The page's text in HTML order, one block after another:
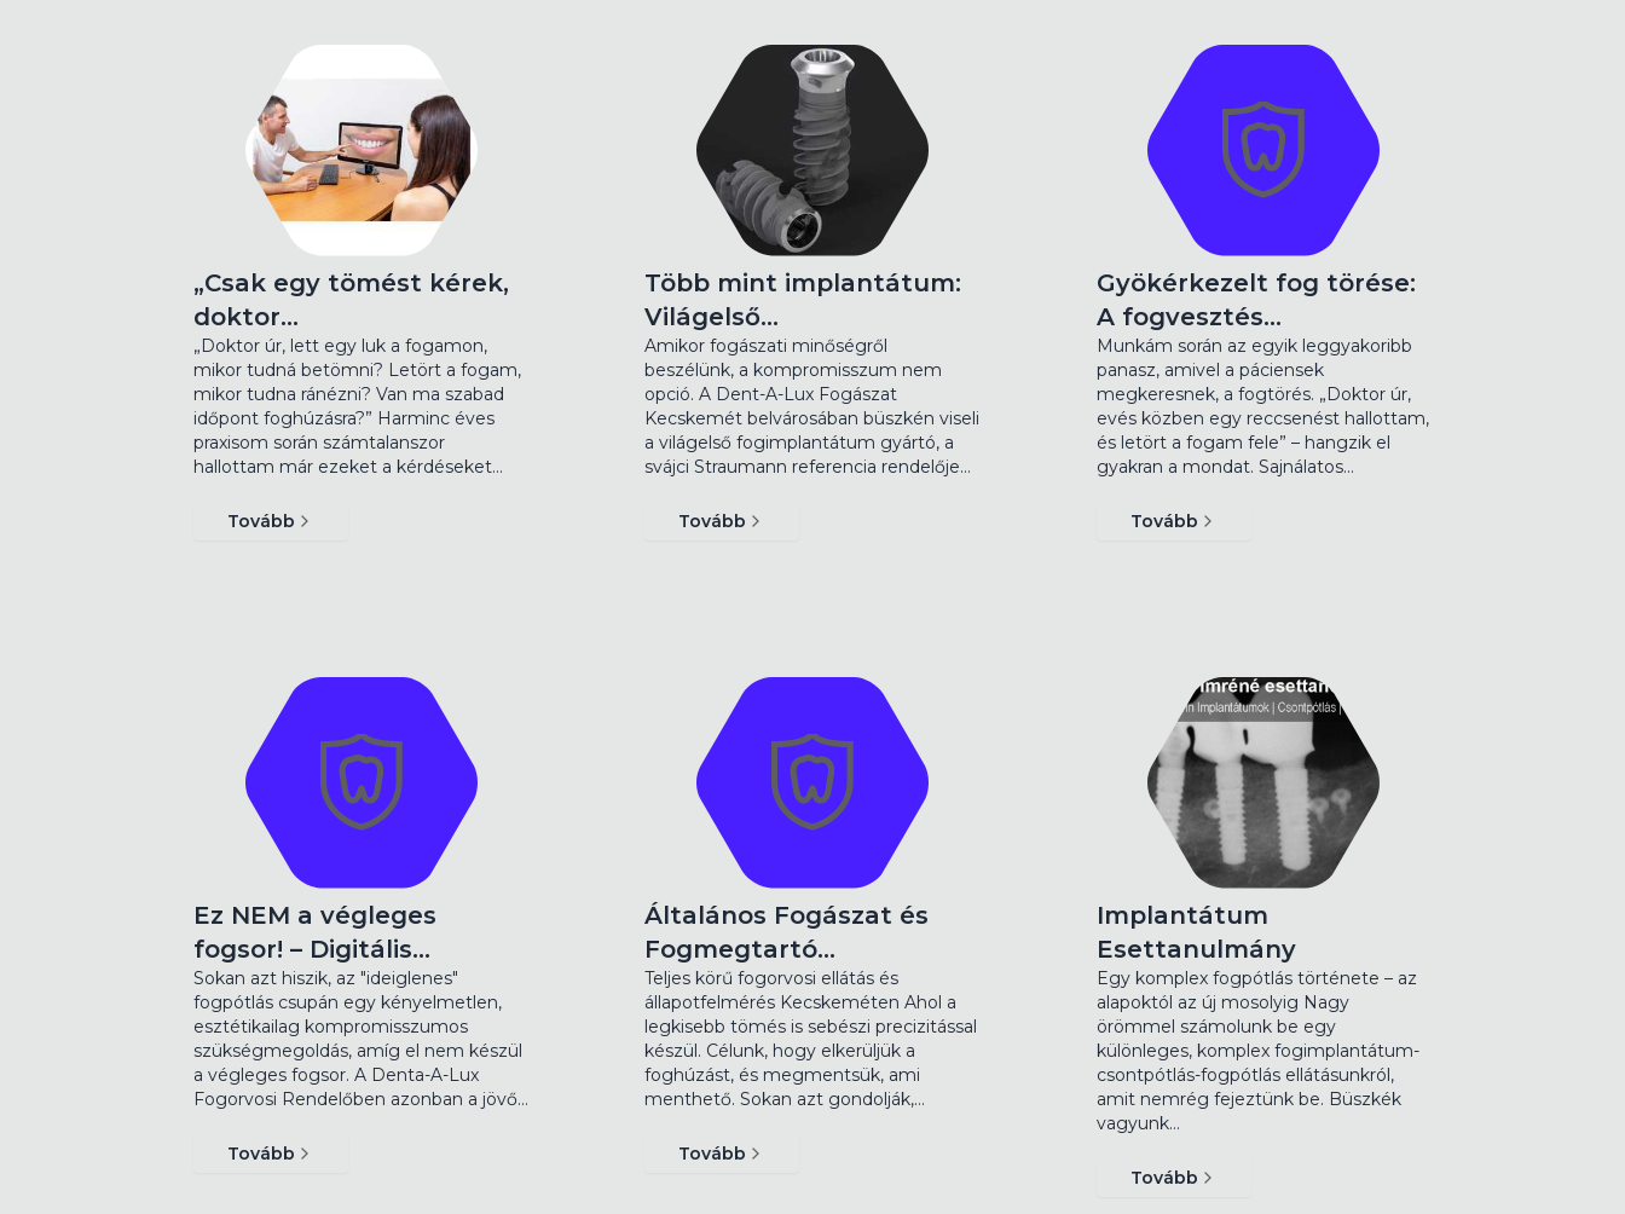
„Csak egy tömést kérek,
doktor…
„Doktor úr, lett egy luk a fogamon,
mikor tudná betömni? Letört a fogam,
mikor tudna ránézni? Van ma szabad
időpont foghúzásra?” Harminc éves
praxisom során számtalanszor
hallottam már ezeket a kérdéseket…
Tovább
Több mint implantátum:
Világelső…
Amikor fogászati minőségről
beszélünk, a kompromisszum nem
opció. A Dent-A-Lux Fogászat
Kecskemét belvárosában büszkén viseli
a világelső fogimplantátum gyártó, a
svájci Straumann referencia rendelője…
Tovább
Gyökérkezelt fog törése:
A fogvesztés…
Munkám során az egyik leggyakoribb
panasz, amivel a páciensek
megkeresnek, a fogtörés. „Doktor úr,
evés közben egy reccsenést hallottam,
és letört a fogam fele” – hangzik el
gyakran a mondat. Sajnálatos…
Tovább
Ez NEM a végleges
fogsor! – Digitális…
Sokan azt hiszik, az "ideiglenes"
fogpótlás csupán egy kényelmetlen,
esztétikailag kompromisszumos
szükségmegoldás, amíg el nem készül
a végleges fogsor. A Denta-A-Lux
Fogorvosi Rendelőben azonban a jövő…
Tovább
Általános Fogászat és
Fogmegtartó…
Teljes körű fogorvosi ellátás és
állapotfelmérés Kecskeméten Ahol a
legkisebb tömés is sebészi precizitással
készül. Célunk, hogy elkerüljük a
foghúzást, és megmentsük, ami
menthető. Sokan azt gondolják,…
Tovább
Implantátum
Esettanulmány
Egy komplex fogpótlás története – az
alapoktól az új mosolyig Nagy
örömmel számolunk be egy
különleges, komplex fogimplantátum-
csontpótlás-fogpótlás ellátásunkról,
amit nemrég fejeztünk be. Büszkék
vagyunk…
Tovább